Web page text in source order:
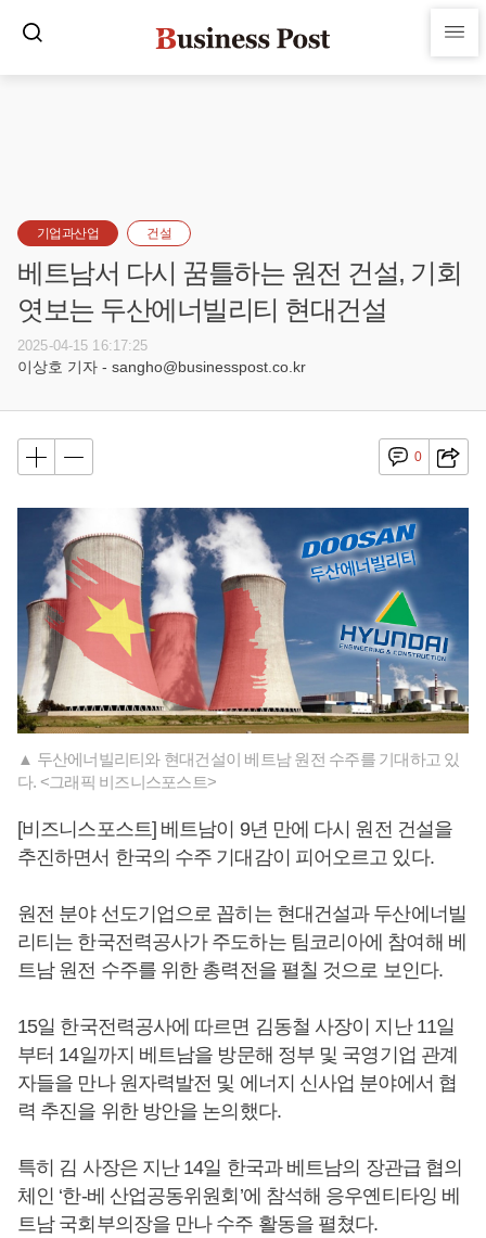
기업과산업 건설
베트남서 다시 꿈틀하는 원전 건설, 기회
엿보는 두산에너빌리티 현대건설
2025-04-15 16:17:25
이상호 기자 - sangho@businesspost.co.kr
0
▲ 두산에너빌리티와 현대건설이 베트남 원전 수주를 기대하고 있
다. <그래픽 비즈니스포스트>
[비즈니스포스트] 베트남이 9년 만에 다시 원전 건설을
추진하면서 한국의 수주 기대감이 피어오르고 있다.
원전 분야 선도기업으로 꼽히는 현대건설과 두산에너빌
리티는 한국전력공사가 주도하는 팀코리아에 참여해 베
트남 원전 수주를 위한 총력전을 펼칠 것으로 보인다.
15일 한국전력공사에 따르면 김동철 사장이 지난 11일
부터 14일까지 베트남을 방문해 정부 및 국영기업 관계
자들을 만나 원자력발전 및 에너지 신사업 분야에서 협
력 추진을 위한 방안을 논의했다.
특히 김 사장은 지난 14일 한국과 베트남의 장관급 협의
체인 ‘한-베 산업공동위원회’에 참석해 응우옌티타잉 베
트남 국회부의장을 만나 수주 활동을 펼쳤다.